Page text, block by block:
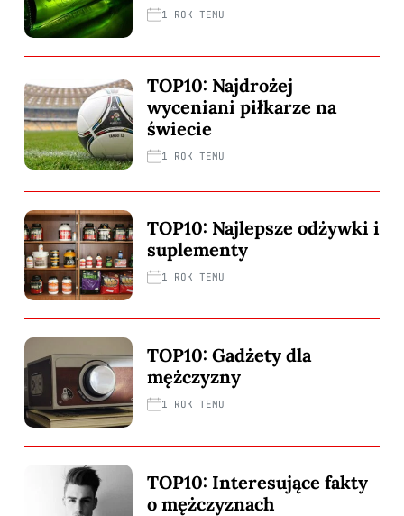
1 ROK TEMU
TOP10: Najdrożej
wyceniani piłkarze na
świecie
1 ROK TEMU
TOP10: Najlepsze odżywki i
suplementy
1 ROK TEMU
TOP10: Gadżety dla
mężczyzny
1 ROK TEMU
TOP10: Interesujące fakty
o mężczyznach